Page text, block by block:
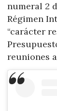
numeral 2
Régimen
“carácter
reuniones